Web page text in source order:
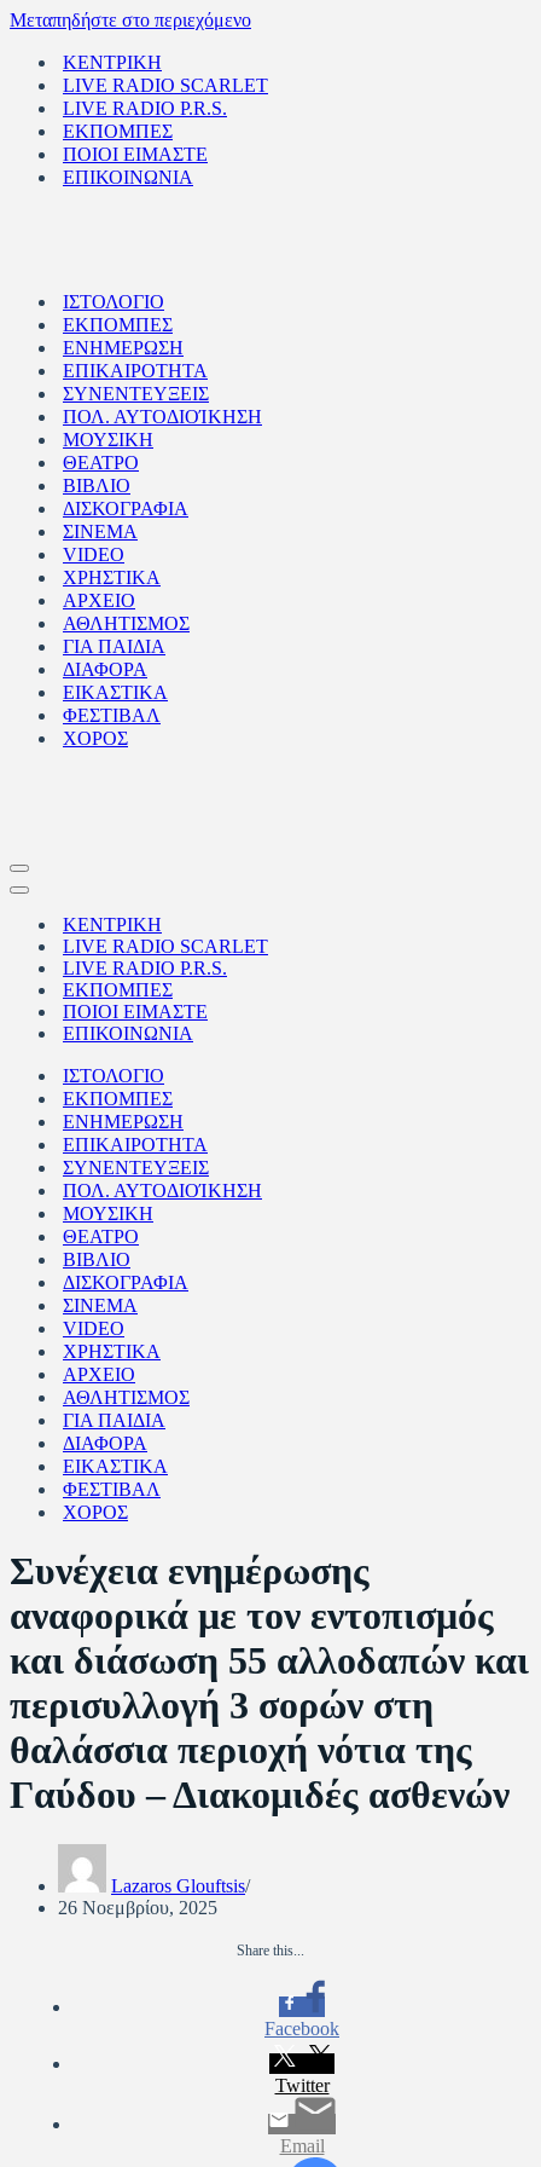
Μεταπηδήστε στο περιεχόμενο
ΚΕΝΤΡΙΚΗ
LIVE RADIO SCARLET
LIVE RADIO P.R.S.
ΕΚΠΟΜΠΕΣ
ΠΟΙΟΙ ΕΙΜΑΣΤΕ
ΕΠΙΚΟΙΝΩΝΙΑ
ΙΣΤΟΛΟΓΙΟ
ΕΚΠΟΜΠΕΣ
ΕΝΗΜΕΡΩΣΗ
ΕΠΙΚΑΙΡΟΤΗΤΑ
ΣΥΝΕΝΤΕΥΞΕΙΣ
ΠΟΛ. ΑΥΤΟΔΙΟΊΚΗΣΗ
ΜΟΥΣΙΚΗ
ΘΕΑΤΡΟ
ΒΙΒΛΙΟ
ΔΙΣΚΟΓΡΑΦΙΑ
ΣΙΝΕΜΑ
VIDEO
ΧΡΗΣΤΙΚΑ
ΑΡΧΕΙΟ
ΑΘΛΗΤΙΣΜΟΣ
ΓΙΑ ΠΑΙΔΙΑ
ΔΙΑΦΟΡΑ
ΕΙΚΑΣΤΙΚΑ
ΦΕΣΤΙΒΑΛ
ΧΟΡΟΣ
Μενού
πλοήγησης
Μενού
πλοήγησηςΚΕΝΤΡΙΚΗ
LIVE RADIO SCARLET
LIVE RADIO P.R.S.
ΕΚΠΟΜΠΕΣ
ΠΟΙΟΙ ΕΙΜΑΣΤΕ
ΕΠΙΚΟΙΝΩΝΙΑ
ΙΣΤΟΛΟΓΙΟ
ΕΚΠΟΜΠΕΣ
ΕΝΗΜΕΡΩΣΗ
ΕΠΙΚΑΙΡΟΤΗΤΑ
ΣΥΝΕΝΤΕΥΞΕΙΣ
ΠΟΛ. ΑΥΤΟΔΙΟΊΚΗΣΗ
ΜΟΥΣΙΚΗ
ΘΕΑΤΡΟ
ΒΙΒΛΙΟ
ΔΙΣΚΟΓΡΑΦΙΑ
ΣΙΝΕΜΑ
VIDEO
ΧΡΗΣΤΙΚΑ
ΑΡΧΕΙΟ
ΑΘΛΗΤΙΣΜΟΣ
ΓΙΑ ΠΑΙΔΙΑ
ΔΙΑΦΟΡΑ
ΕΙΚΑΣΤΙΚΑ
ΦΕΣΤΙΒΑΛ
ΧΟΡΟΣ
Συνέχεια ενημέρωσης
αναφορικά με τον εντοπισμός
και διάσωση 55 αλλοδαπών και
περισυλλογή 3 σορών στη
θαλάσσια περιοχή νότια της
Γαύδου – Διακομιδές ασθενών
Lazaros Glouftsis
26 Νοεμβρίου, 2025
Share this...
Facebook
Twitter
Email